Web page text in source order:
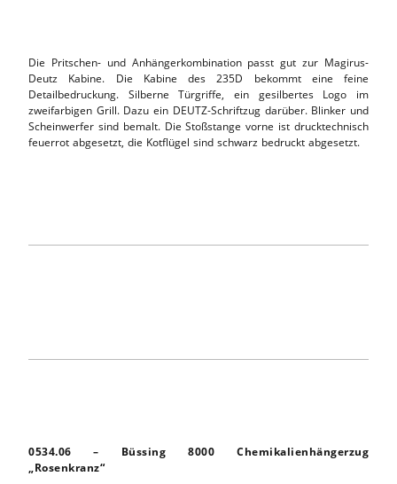
Die Pritschen- und Anhängerkombination passt gut zur Magirus-
Deutz Kabine. Die Kabine des 235D bekommt eine feine
Detailbedruckung. Silberne Türgriffe, ein gesilbertes Logo im
zweifarbigen Grill. Dazu ein DEUTZ-Schriftzug darüber. Blinker und
Scheinwerfer sind bemalt. Die Stoßstange vorne ist drucktechnisch
feuerrot abgesetzt, die Kotflügel sind schwarz bedruckt abgesetzt.
0534.06 – Büssing 8000 Chemikalienhängerzug
„Rosenkranz“